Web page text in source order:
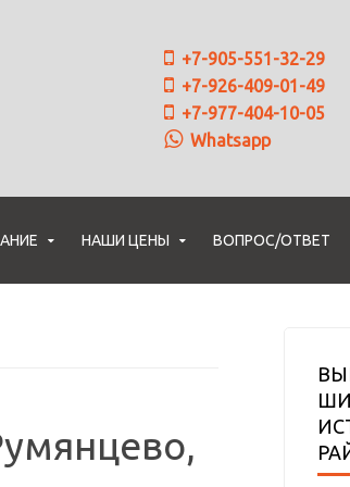
+7-905-551-32-29
+7-926-409-01-49
+7-977-404-10-05
Whatsapp
НАШИ ЦЕНЫ ВОПРОС/ОТВЕТ